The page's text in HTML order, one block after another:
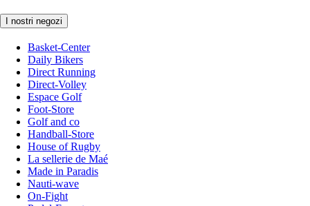
I nostri negozi
Basket-Center
Daily Bikers
Direct Running
Direct-Volley
Espace Golf
Foot-Store
Golf and co
Handball-Store
House of Rugby
La sellerie de Maé
Made in Paradis
Nauti-wave
On-Fight